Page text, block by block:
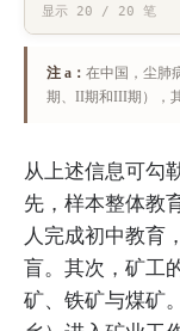
显示 20 / 20 笔
注 a： 在中国，尘肺
期、II期和III期），
从上述信息可勾
先，样本整体教
人完成初中教育
盲。其次，矿工
矿、铁矿与煤矿